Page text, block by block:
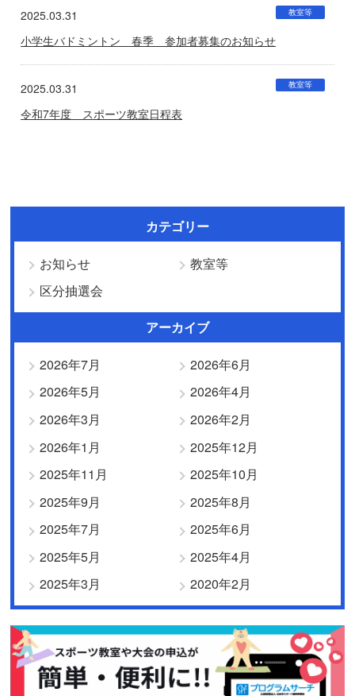
2025.03.31 教室等
小学生バドミントン 春季 参加者募集のお知らせ
2025.03.31 教室等
令和7年度 スポーツ教室日程表
カテゴリー
お知らせ
教室等
区分抽選会
アーカイブ
2026年7月
2026年6月
2026年5月
2026年4月
2026年3月
2026年2月
2026年1月
2025年12月
2025年11月
2025年10月
2025年9月
2025年8月
2025年7月
2025年6月
2025年5月
2025年4月
2025年3月
2020年2月